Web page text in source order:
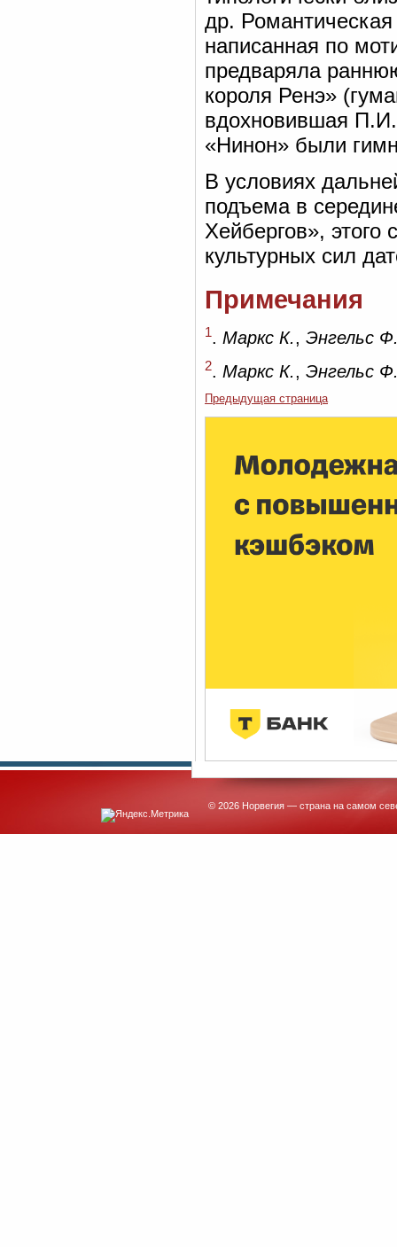
др.
написанная по
предваряла
короля Ренэ»
вдохновившая П.И.
«Нинон» были
В условиях
подъема в
Хейбергов», этого
культурных сил
Примечания
1. Маркс К., Энгельс
2. Маркс К., Энгельс
Предыдущая страница
© 2026 Норвегия — страна на самом